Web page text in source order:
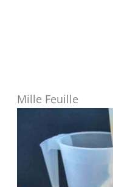
Mille Feuille